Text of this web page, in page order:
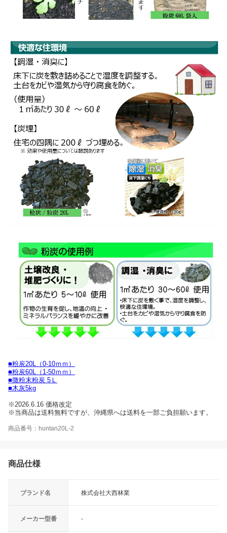
■粉炭20L（0-10ｍｍ）
■粉炭60L（1-50ｍｍ）
■微粉末粉炭 5Ｌ
■木灰5kg
※2026.6.16 価格改定
※当商品は送料無料ですが、沖縄県へは送料を一部ご負担願います。
商品番号：huntan20L-2
商品仕様
ブランド名 株式会社大西林業
メーカー型番 -